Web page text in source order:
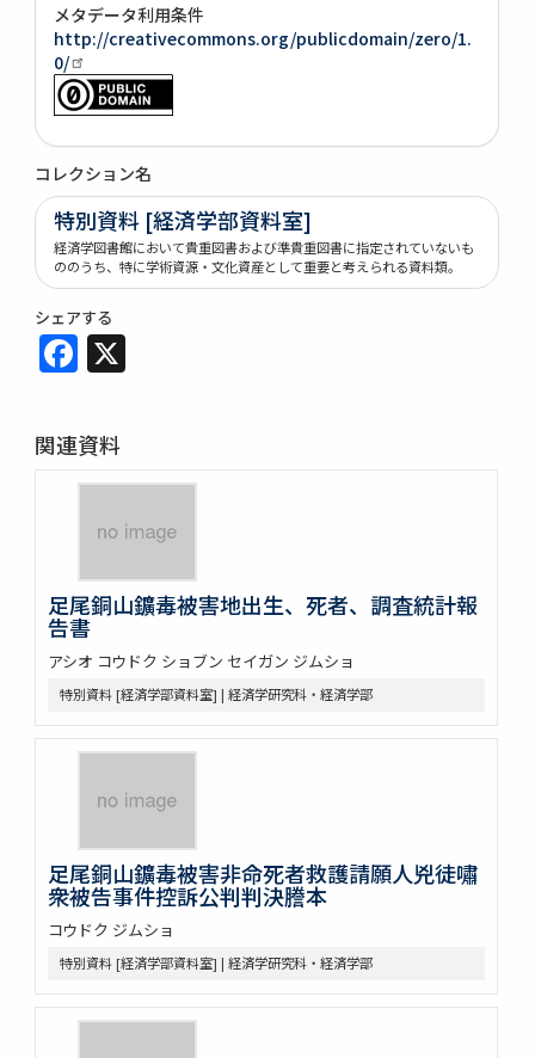
メタデータ利用条件
http://creativecommons.org/publicdomain/zero/1.
0/
コレクション名
特別資料 [経済学部資料室]
経済学図書館において貴重図書および準貴重図書に指定されていないも
ののうち、特に学術資源・文化資産として重要と考えられる資料類。
シェアする
Facebook
関連資料
足尾銅山鑛毒被害地出生、死者、調査統計報
告書
アシオ コウドク ショブン セイガン ジムショ
特別資料 [経済学部資料室] | 経済学研究科・経済学部
足尾銅山鑛毒被害非命死者救護請願人兇徒嘯
衆被告事件控訴公判判決謄本
コウドク ジムショ
特別資料 [経済学部資料室] | 経済学研究科・経済学部